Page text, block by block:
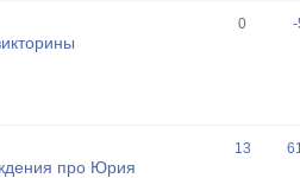
0
про Юрия
13